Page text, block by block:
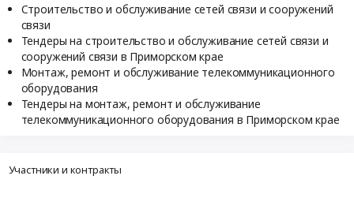
Строительство и обслуживание сетей связи и сооружений
связи
Тендеры на строительство и обслуживание сетей связи и
сооружений связи в Приморском крае
Монтаж, ремонт и обслуживание телекоммуникационного
оборудования
Тендеры на монтаж, ремонт и обслуживание
телекоммуникационного оборудования в Приморском крае
Участники и контракты